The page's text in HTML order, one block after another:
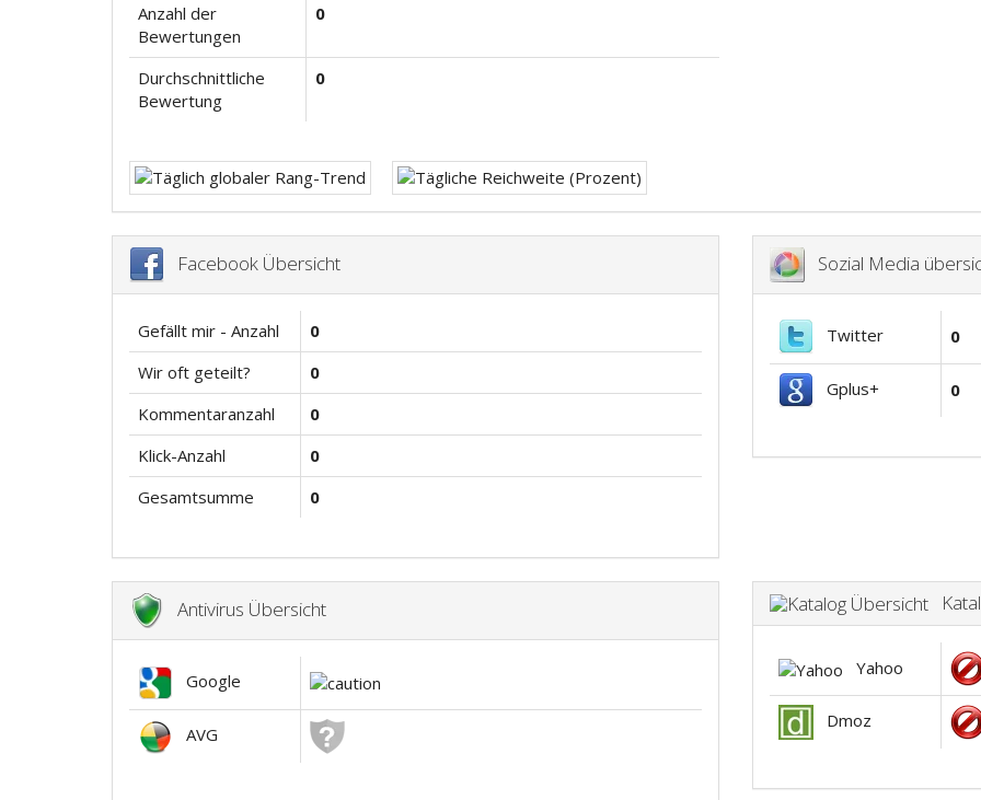
Anzahl der
Bewertungen
0
Durchschnittliche
Bewertung
0
Facebook Übersicht
Gefällt mir - Anzahl
0
Wir oft geteilt?
0
Kommentaranzahl
0
Klick-Anzahl
0
Gesamtsumme
0
Sozial Media
Twitter 0
Gplus+ 0
Antivirus Übersicht
Google
AVG
Yahoo
Dmoz